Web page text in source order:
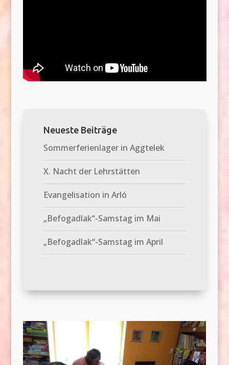
Neueste Beiträge
Sommerferienlager in Aggtelek
X. Nacht der Lehrstätten
Evangelisation in Arló
„Befogadlak“-Samstag im Mai
„Befogadlak“-Samstag im April